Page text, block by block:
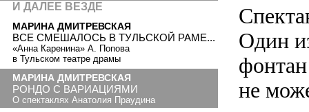
Один
не
И ДАЛЕЕ ВЕЗДЕ
МАРИНА ДМИТРЕВСКАЯ
ВСЕ СМЕШАЛОСЬ В ТУЛЬСКОЙ РАМЕ...
«Анна Каренина» А. Попова
в Тульском театре драмы
МАРИНА ДМИТРЕВСКАЯ
РОНДО С ВАРИАЦИЯМИ
О спектаклях Анатолия Праудина